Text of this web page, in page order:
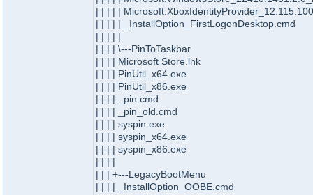
| | | | |
| | | | | _InstallOption_FirstLogonDesktop.cmd
| | | | |
| | | | \---PinToTaskbar
| | | | Microsoft Store.lnk
| | | | PinUtil_x64.exe
| | | | PinUtil_x86.exe
| | | | _pin.cmd
| | | | _pin_old.cmd
| | | | syspin.exe
| | | | syspin_x64.exe
| | | | syspin_x86.exe
| | | |
| | | +---LegacyBootMenu
| | | | _InstallOption_OOBE.cmd